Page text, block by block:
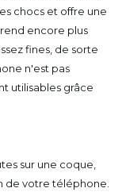
chocs et offre une
encore plus
fines, de sorte
n'est pas
utilisables grâce
sur une coque,
de votre téléphone.